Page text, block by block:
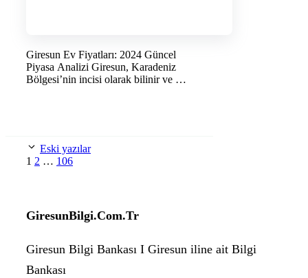
Giresun Ev Fiyatları: 2024 Güncel
Piyasa Analizi Giresun, Karadeniz
Bölgesi’nin incisi olarak bilinir ve …
Eski yazılar
Sayfa
1 Sayfa
2 … Sayfa
106
GiresunBilgi.Com.Tr
Giresun Bilgi Bankası I Giresun iline ait Bilgi
Bankası